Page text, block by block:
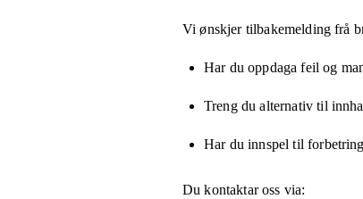
Vi ønskjer tilbakemelding frå
Har du oppdaga feil og
Treng du alternativ til
Har du innspel til
Du kontaktar oss via: